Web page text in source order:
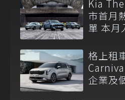
Kia
市首月
單 本月
格上租
企業及